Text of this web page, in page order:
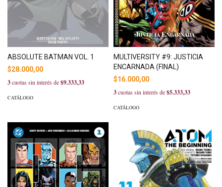
ABSOLUTE BATMAN VOL. 1
$28.000,00
3cuotas sin interés de$9.333,33
CATÁLOGO
MULTIVERSITY #9: JUSTICIA
ENCARNADA (FINAL)
$16.000,00
3cuotas sin interés de$5.333,33
CATÁLOGO